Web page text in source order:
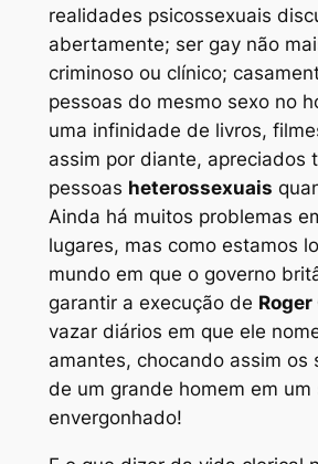
realidades psicossexuais
abertamente; ser gay não
criminoso ou clínico;
pessoas do mesmo sexo no
uma infinidade de livros,
assim por diante, apreciados
pessoas heterossexuais
Ainda há muitos problemas
lugares, mas como estamos
mundo em que o governo
garantir a execução de
vazar diários em que ele
amantes, chocando assim os
de um grande homem em um
envergonhado!